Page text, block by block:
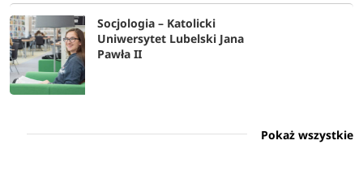
Socjologia – Katolicki
Uniwersytet Lubelski Jana
Pawła II
Pokaż wszystkie